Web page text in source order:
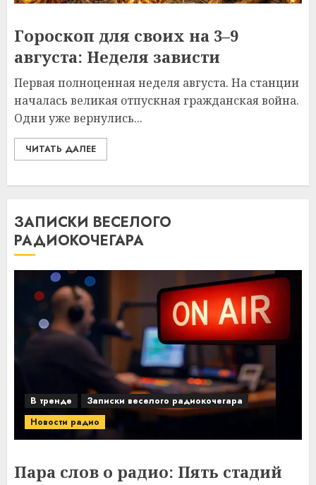
Гороскоп для своих на 3–9
августа: Неделя зависти
Первая полноценная неделя августа. На станции
началась великая отпускная гражданская война.
Одни уже вернулись...
ЧИТАТЬ ДАЛЕЕ
ЗАПИСКИ ВЕСЕЛОГО
РАДИОКОЧЕГАРА
В тренде
Записки веселого радиокочегара
Новости радио
Пара слов о радио: Пять стадий